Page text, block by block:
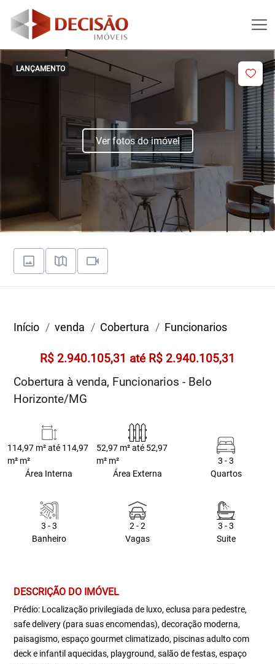
LANÇAMENTO
Ver fotos do imóvel
Início venda Cobertura Funcionarios
R$ 2.940.105,31 até R$ 2.940.105,31
Cobertura à venda, Funcionarios - Belo
Horizonte/MG
114,97 m² até 114,97
m² m²
Área Interna
52,97 m² até 52,97
m² m²
Área Externa
3 - 3
Quartos
3 - 3
Banheiro
2 - 2
Vagas
3 - 3
Suite
DESCRIÇÃO DO IMÓVEL
Prédio: Localização privilegiada de luxo, eclusa para pedestre,
safe delivery (para suas encomendas), decoração moderna,
paisagismo, espaço gourmet climatizado, piscinas adulto com
deck e infantil aquecidas, playground, salão de festas, espaço